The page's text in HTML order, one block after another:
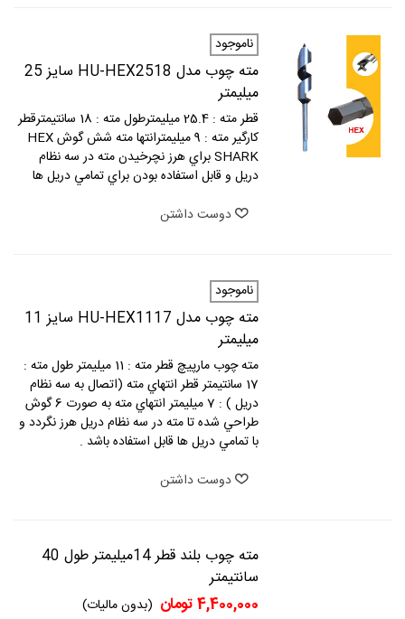
ناموجود
مته چوب مدل HU-HEX2518 سايز 25
ميليمتر
قطر مته : 25.4 ميليمترطول مته : 18 سانتيمترقطر
كارگير مته : 9 ميليمترانتها مته شش گوش HEX
SHARK براي هرز نچرخيدن مته در سه نظام
دريل و قابل استفاده بودن براي تمامي دريل ها
دوست داشتن
ناموجود
مته چوب مدل HU-HEX1117 سايز 11
ميليمتر
مته چوب مارپيچ قطر مته : 11 ميليمتر طول مته :
17 سانتيمتر قطر انتهاي مته (اتصال به سه نظام
دريل ) : 7 ميليمتر انتهاي مته به صورت 6 گوش
طراحي شده تا مته در سه نظام دريل هرز نگردد و
با تمامي دريل ها قابل استفاده باشد .
دوست داشتن
مته چوب بلند قطر 14میلیمتر طول 40
سانتیمتر
4,400,000 تومان
(بدون مالیات)